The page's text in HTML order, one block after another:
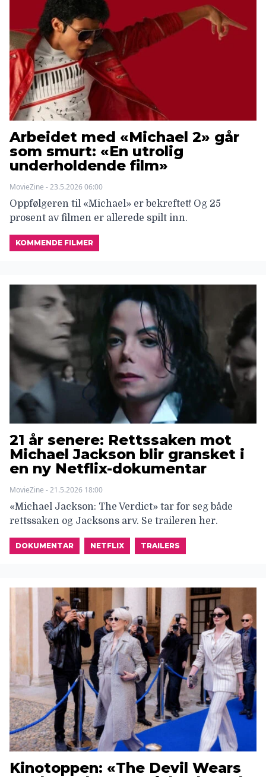
Arbeidet med «Michael 2» går
som smurt: «En utrolig
underholdende film»
MovieZine - 23.5.2026 06:00
Oppfølgeren til «Michael» er bekreftet! Og 25
prosent av filmen er allerede spilt inn.
KOMMENDE FILMER
21 år senere: Rettssaken mot
Michael Jackson blir gransket i
en ny Netflix-dokumentar
MovieZine - 21.5.2026 18:00
«Michael Jackson: The Verdict» tar for seg både
rettssaken og Jacksons arv. Se traileren her.
DOKUMENTAR NETFLIX TRAILERS
Kinotoppen: «The Devil Wears